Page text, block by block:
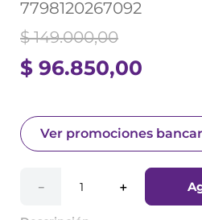
7798120267092
$ 96.850,00
$ 149.000,00
Ver promociones
＋
－